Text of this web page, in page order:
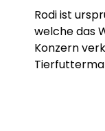
Rodi ist
welche das
Konzern